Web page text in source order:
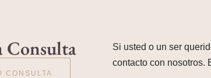
Consulta
CONSULTA
Si usted o un ser
contacto con nosotros.